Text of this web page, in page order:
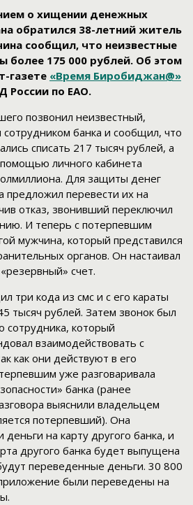
о хищении денежных
обратился 38-летний житель
сообщил, что неизвестные
более 175 000 рублей. Об этом
газете «Время Биробиджан@»
России по ЕАО.
позвонил неизвестный,
сотрудником банка и сообщил, что
списать 217 тысяч рублей, а
личного кабинета
Для защиты денег
предложил перевести их на
отказ, звонивший переключил
И теперь с потерпевшим
мужчина, который представился
органов. Он настаивал
счет.
три кода из смс и с его караты
тысяч рублей. Затем звонок был
сотрудника, который
взаимодействовать с
как они действуют в его
уже разговаривала
банка (ранее
выяснили владельцем
потерпевший). Она
на карту другого банка, и
другого банка будет выпущена
переведенные деньги. 30 800
были переведены на